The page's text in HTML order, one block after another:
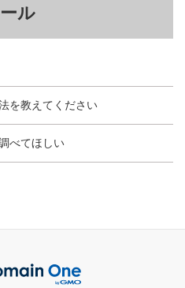
ル
を教えてください
べてほしい